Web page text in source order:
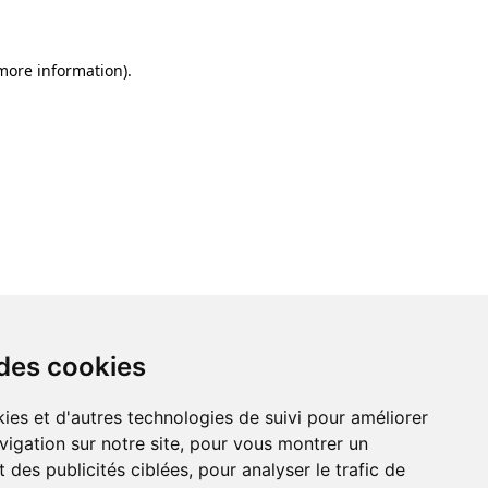
cookies
et d'autres technologies de suivi pour améliorer
sur notre site, pour vous montrer un
des publicités ciblées, pour analyser le trafic de
information).